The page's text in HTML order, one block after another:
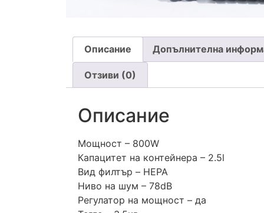
Описание Допълнителна
Отзиви (0)
Описание
Мощност – 800W
Капацитет на контейнера – 2.5l
Вид филтър – HEPA
Ниво на шум – 78dB
Регулатор на мощност – да